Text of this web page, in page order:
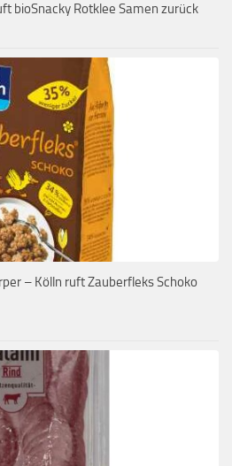
bioSnacky Rotklee Samen zurück
– Kölln ruft Zauberfleks Schoko